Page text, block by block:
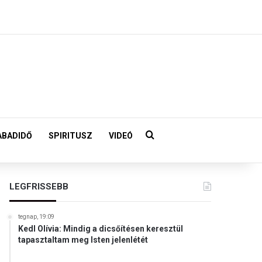
SPIRITUSZ VIDEÓ Keresés:
LEGFRISSEBB
tegnap, 19:09
Kedl Olívia: Mindig a dicsőítésen keresztül
tapasztaltam meg Isten jelenlétét